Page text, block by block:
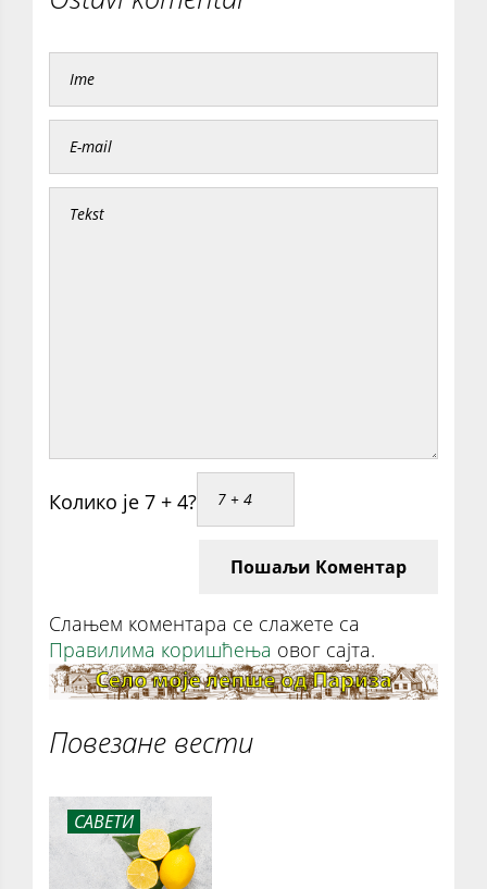
Колико је 7 + 4?
Пошаљи Коментар
Слањем коментара се слажете са
Правилима коришћења овог сајта.
Повезане вести
САВЕТИ